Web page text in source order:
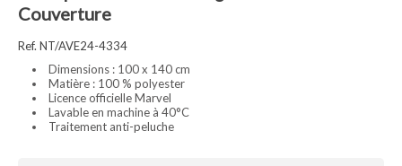
Couverture
Ref. NT/AVE24-4334
Dimensions : 100 x 140 cm
Matière : 100 % polyester
Licence officielle Marvel
Lavable en machine à 40°C
Traitement anti-peluche